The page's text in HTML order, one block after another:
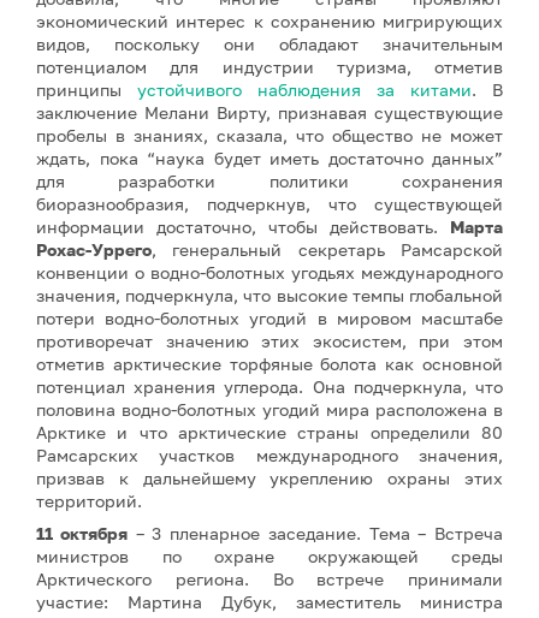
экономический интерес к сохранению мигрирующих
видов, поскольку они обладают значительным
потенциалом для индустрии туризма, отметив
принципы устойчивого наблюдения за китами. В
заключение Мелани Вирту, признавая существующие
пробелы в знаниях, сказала, что общество не может
ждать, пока “наука будет иметь достаточно данных”
для разработки политики сохранения
биоразнообразия, подчеркнув, что существующей
информации достаточно, чтобы действовать. Марта
Рохас-Уррего, генеральный секретарь Рамсарской
конвенции о водно-болотных угодьях международного
значения, подчеркнула, что высокие темпы глобальной
потери водно-болотных угодий в мировом масштабе
противоречат значению этих экосистем, при этом
отметив арктические торфяные болота как основной
потенциал хранения углерода. Она подчеркнула, что
половина водно-болотных угодий мира расположена в
Арктике и что арктические страны определили 80
Рамсарских участков международного значения,
призвав к дальнейшему укреплению охраны этих
территорий.
11 октября– 3 пленарное заседание. Тема – Встреча
министров по охране окружающей среды
Арктического региона. Во встрече принимали
участие: Мартина Дубук, заместитель министра